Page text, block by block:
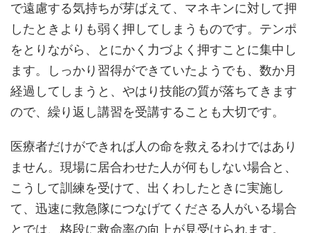
で遠慮する気持ちが芽ばえて、マネキンに対して押
したときよりも弱く押してしまうものです。テンポ
をとりながら、とにかく力づよく押すことに集中し
ます。しっかり習得ができていたようでも、数か月
経過してしまうと、やはり技能の質が落ちてきます
ので、繰り返し講習を受講することも大切です。
医療者だけができれば人の命を救えるわけではあり
ません。現場に居合わせた人が何もしない場合と、
こうして訓練を受けて、出くわしたときに実施し
て、迅速に救急隊につなげてくださる人がいる場合
とでは、格段に救命率の向上が見受けられます。